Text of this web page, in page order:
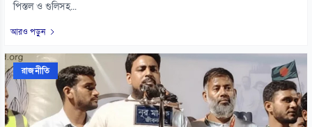
পিস্তল ও গুলিসহ...
আরও পড়ুন
রাজনীতি